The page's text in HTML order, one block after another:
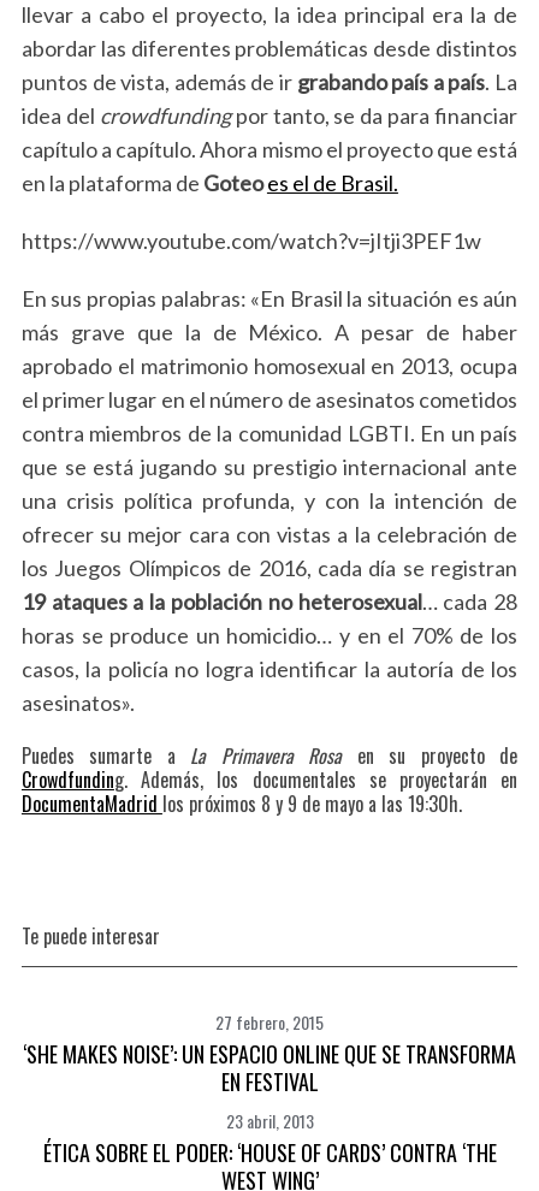
llevar a cabo el proyecto, la idea principal era la de
abordar las diferentes problemáticas desde distintos
puntos de vista, además de ir grabando país a país. La
idea del crowdfundingpor tanto, se da para financiar
capítulo a capítulo. Ahora mismo el proyecto que está
en la plataforma de Goteoes el de Brasil.
https://www.youtube.com/watch?v=jItji3PEF1w
En sus propias palabras: «En Brasil la situación es aún
más grave que la de México. A pesar de haber
aprobado el matrimonio homosexual en 2013, ocupa
el primer lugar en el número de asesinatos cometidos
contra miembros de la comunidad LGBTI. En un país
que se está jugando su prestigio internacional ante
una crisis política profunda, y con la intención de
ofrecer su mejor cara con vistas a la celebración de
los Juegos Olímpicos de 2016, cada día se registran
19 ataques a la población no heterosexual… cada 28
horas se produce un homicidio… y en el 70% de los
casos, la policía no logra identificar la autoría de los
asesinatos».
Puedes sumarte a La Primavera Rosa en su proyecto de
Crowdfunding. Además, los documentales se proyectarán en
DocumentaMadrid los próximos 8 y 9 de mayo a las 19:30h.
Te puede interesar
27 febrero, 2015
‘SHE MAKES NOISE’: UN ESPACIO ONLINE QUE SE TRANSFORMA
EN FESTIVAL
23 abril, 2013
ÉTICA SOBRE EL PODER: ‘HOUSE OF CARDS’ CONTRA ‘THE
WEST WING’
S
e
a
o
r